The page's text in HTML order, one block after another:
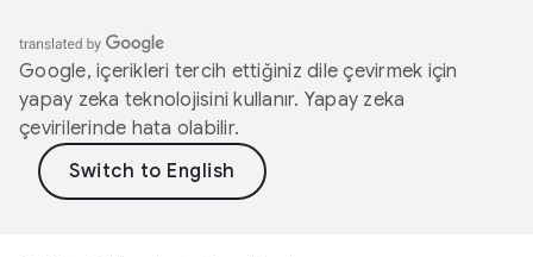
Google, içerikleri tercih ettiğiniz dile çevirmek için
yapay zeka teknolojisini kullanır. Yapay zeka
çevirilerinde hata olabilir.